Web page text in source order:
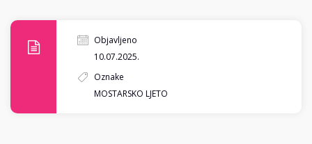
Objavljeno
10.07.2025.
Oznake
MOSTARSKO LJETO